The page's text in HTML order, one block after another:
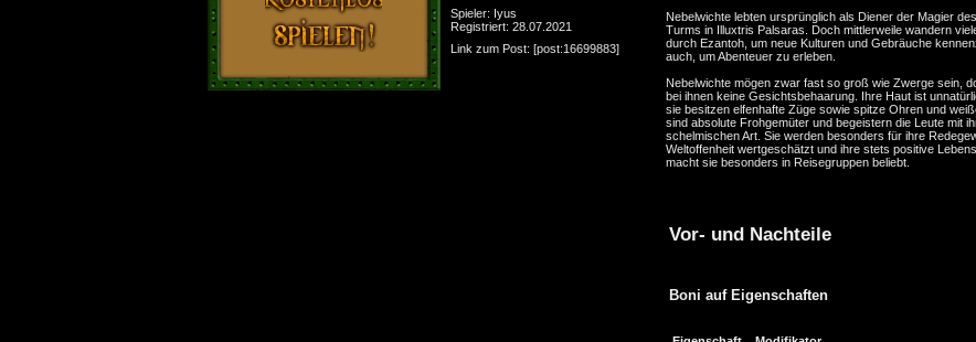
Spieler: Iyus
Registriert: 28.07.2021
Link zum Post: [post:16699883]
Nebelwichte lebten ursprünglich als Diener der Magier
Turms in Illuxtris Palsaras. Doch mittlerweile wandern
durch Ezantoh, um neue Kulturen und Gebräuche
auch, um Abenteuer zu erleben.
Nebelwichte mögen zwar fast so groß wie Zwerge sein,
bei ihnen keine Gesichtsbehaarung. Ihre Haut ist
sie besitzen elfenhafte Züge sowie spitze Ohren und
sind absolute Frohgemüter und begeistern die Leute mit
schelmischen Art. Sie werden besonders für ihre
Weltoffenheit wertgeschätzt und ihre stets positive
macht sie besonders in Reisegruppen beliebt.
Vor- und Nachteile
Boni auf Eigenschaften